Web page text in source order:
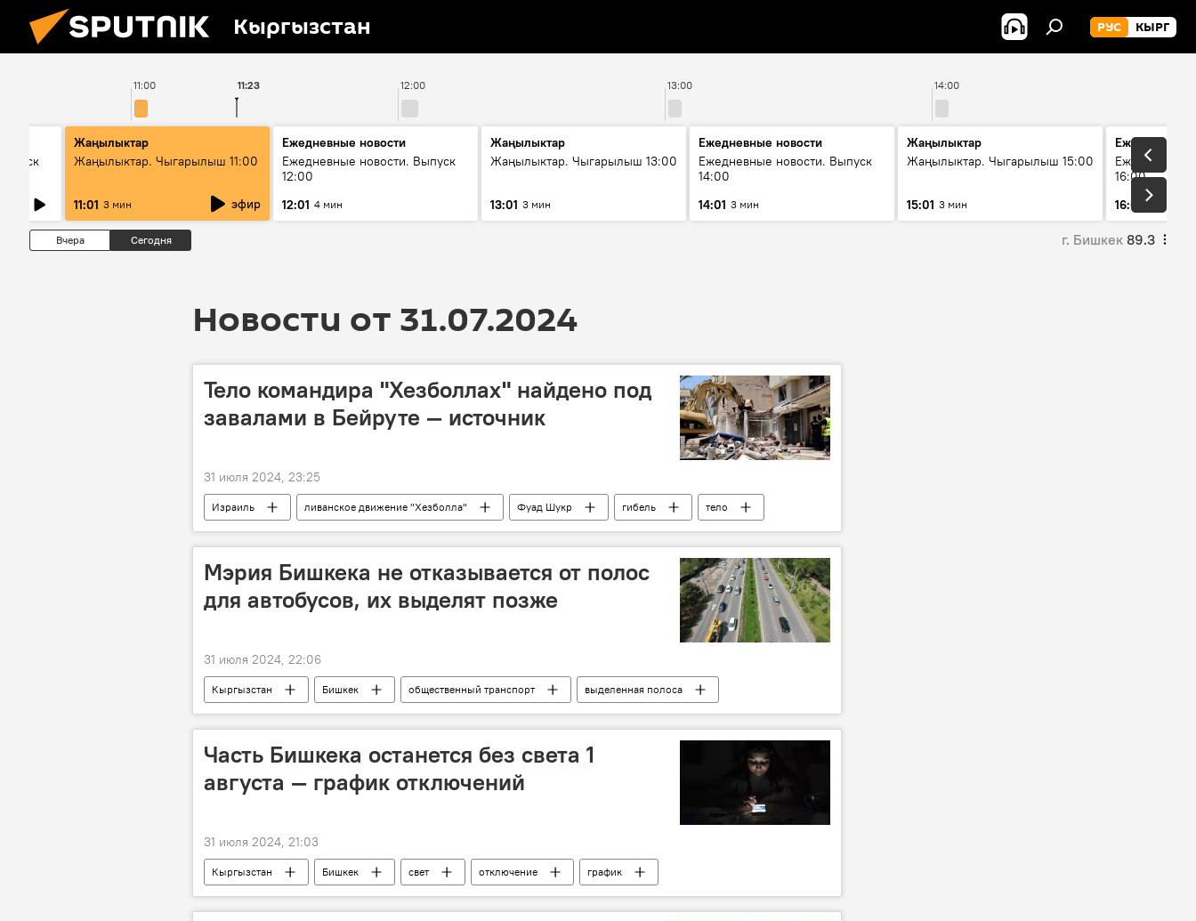
Кыргызстан РУС КЫРГ
11:00 12:00 13:00 14:00
11:23
Жаңылыктар
Жаңылыктар. Чыгарылыш 11:00
11:01 3 мин эфир
Ежедневные новости
Ежедневные новости. Выпуск
12:00
12:01 4 мин
Жаңылыктар
Жаңылыктар. Чыгарылыш 13:00
13:01 3 мин
Ежедневные новости
Ежедневные новости. Выпуск
14:00
14:01 3 мин
Жаңылыктар
Жаңылыктар. Чыгарылыш 15:00
15:01 3 мин
Ежедневные
Ежедневные
16:00
16:01
3 мин
Вчера Сегодня г. Бишкек 89.3
Новости от 31.07.2024
Тело командира "Хезболлах" найдено под
завалами в Бейруте — источник
31 июля 2024, 23:25
Израиль ливанское движение "Хезболла" Фуад Шукр гибель
тело
обнаружение
Ливан Бейрут
Мэрия Бишкека не отказывается от полос
для автобусов, их выделят позже
31 июля 2024, 22:06
Кыргызстан Бишкек общественный транспорт
выделенная полоса
мэрия
Часть Бишкека останется без света 1
августа — график отключений
31 июля 2024, 21:03
Кыргызстан Бишкек свет отключение
график
Бишкекское предприятие электрических сетей